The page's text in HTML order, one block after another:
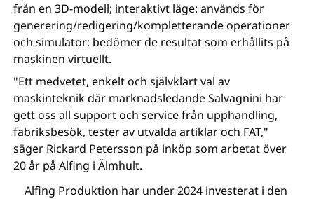
från en 3D-modell; interaktivt läge: används för
generering/redigering/kompletterande operationer
och simulator: bedömer de resultat som erhållits på
maskinen virtuellt.
"Ett medvetet, enkelt och självklart val av
maskinteknik där marknadsledande Salvagnini har
gett oss all support och service från upphandling,
fabriksbesök, tester av utvalda artiklar och FAT,"
säger Rickard Petersson på inköp som arbetat över
20 år på Alfing i Älmhult.
Alfing Produktion har under 2024 investerat i den